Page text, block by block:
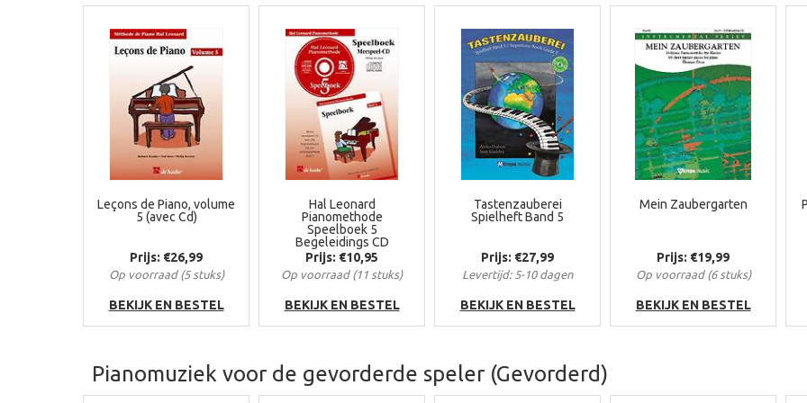
Leçons de Piano, volume
5 (avec Cd)
Prijs: €26,99
Op voorraad (5 stuks)
BEKIJK EN BESTEL
Hal Leonard
Pianomethode
Speelboek 5
Begeleidings CD
Prijs: €10,95
Op voorraad (11 stuks)
BEKIJK EN BESTEL
Tastenzauberei
Spielheft Band 5
Prijs: €27,99
Levertijd: 5-10 dagen
BEKIJK EN BESTEL
Mein Zaubergarten
Prijs: €19,99
Op voorraad (6 stuks)
BEKIJK EN BESTEL
Pianomuziek voor de gevorderde speler (Gevorderd)